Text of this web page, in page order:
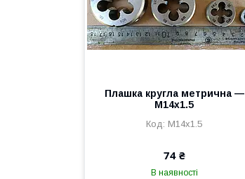
Плашка кругла метрична —
М14x1.5
М14x1.5
74 ₴
В наявності